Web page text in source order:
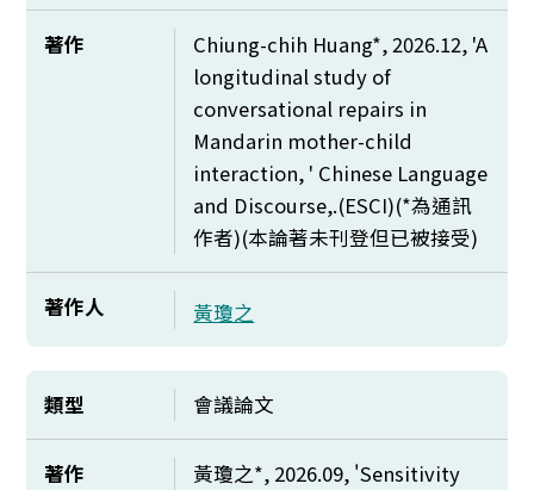
著作
Chiung-chih Huang*, 2026.12, 'A
longitudinal study of
conversational repairs in
Mandarin mother-child
interaction, ' Chinese Language
and Discourse,.(ESCI)(*為通訊
作者)(本論著未刊登但已被接受)
著作人 黃瓊之
類型 會議論文
著作 黃瓊之*, 2026.09, 'Sensitivity